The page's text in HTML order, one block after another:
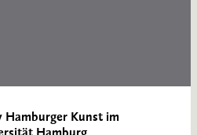
Hamburger Kunst im